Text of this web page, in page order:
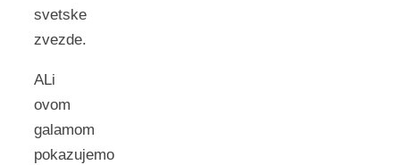
svetske
zvezde.
ALi
ovom
galamom
pokazujemo